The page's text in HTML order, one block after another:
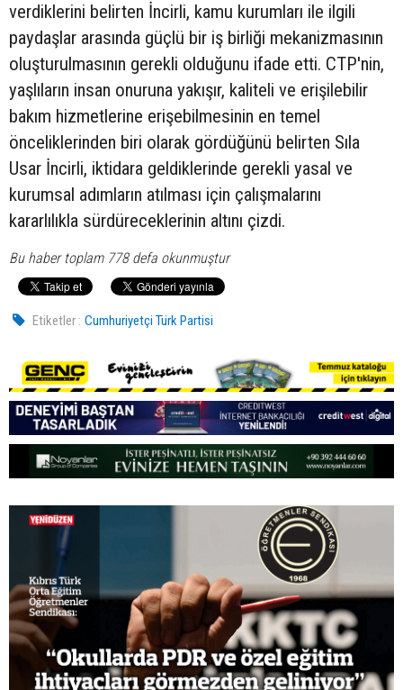
verdiklerini belirten İncirli, kamu kurumları ile ilgili
paydaşlar arasında güçlü bir iş birliği mekanizmasının
oluşturulmasının gerekli olduğunu ifade etti. CTP'nin,
yaşlıların insan onuruna yakışır, kaliteli ve erişilebilir
bakım hizmetlerine erişebilmesinin en temel
önceliklerinden biri olarak gördüğünü belirten Sıla
Usar İncirli, iktidara geldiklerinde gerekli yasal ve
kurumsal adımların atılması için çalışmalarını
kararlılıkla sürdüreceklerinin altını çizdi.
Bu haber toplam 778 defa okunmuştur
Etiketler : Cumhuriyetçi Türk Partisi